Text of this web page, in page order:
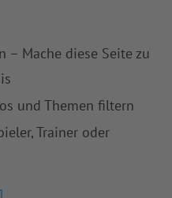
– Mache diese Seite zu
und Themen filtern
Trainer oder